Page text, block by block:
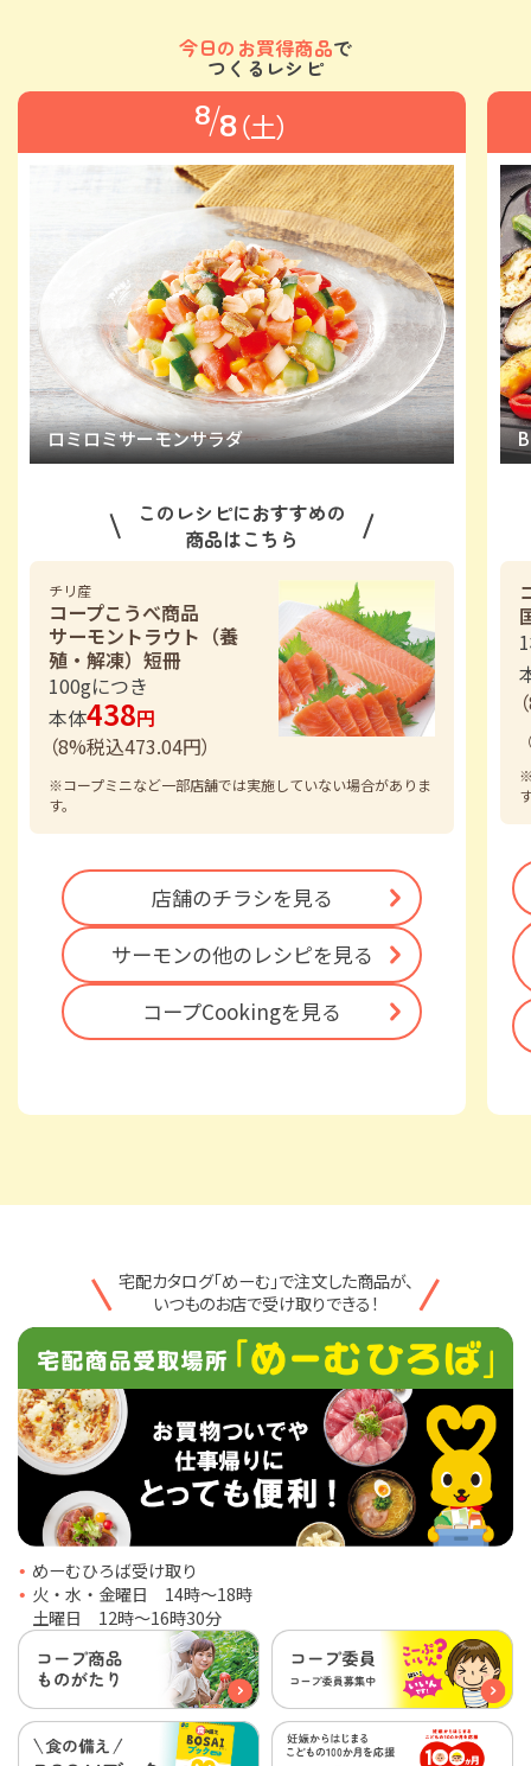
今日のお買得商品で
つくるレシピ
8/8 土
ロミロミサーモンサラダ
このレシピにおすすめの
商品はこちら
チリ産
コープこうべ商品
サーモントラウト（養
殖・解凍）短冊
100gにつき
本体438円
（8%税込473.04円）
※コープミニなど一部店舗では実施していない場合がありま
す。
店舗のチラシを見る
サーモンの他のレシピを見る
コープCookingを見る
（
宅配カタログ「めーむ」で注文した商品が、
いつものお店で受け取りできる！
めーむひろば受け取り
火・水・金曜日 14時〜18時
土曜日 12時〜16時30分